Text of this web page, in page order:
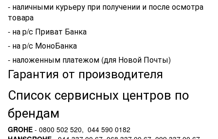
- наличными курьеру при получении и после осмотра
товара
- на р/с Приват Банка
- на р/с МоноБанка
- наложенным платежом (для Новой Почты)
Гарантия от производителя
Список сервисных центров по
брендам
GROHE - 0800 502 520, 044 590 0182